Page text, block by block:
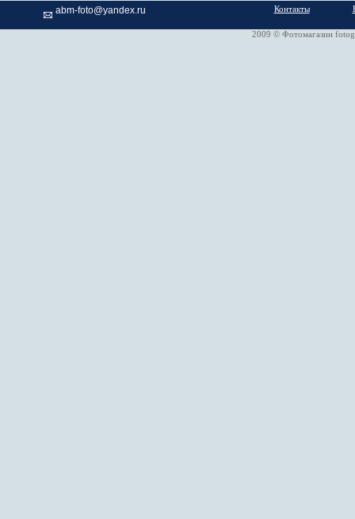
abm-foto@yandex.ru Контакты
2009 © Фотомагазин